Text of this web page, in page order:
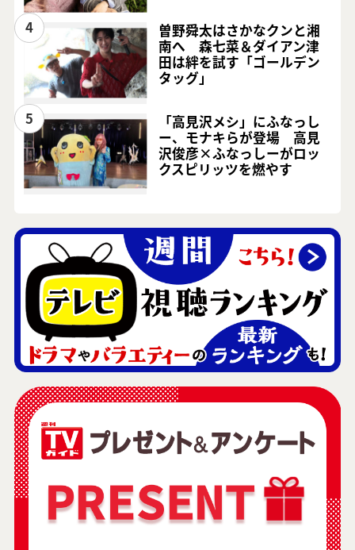
4
曽野舜太はさかなクンと湘
南へ 森七菜＆ダイアン津
田は絆を試す「ゴールデン
タッグ」
5
「高見沢メシ」にふなっし
ー、モナキらが登場 高見
沢俊彦×ふなっしーがロッ
クスピリッツを燃やす